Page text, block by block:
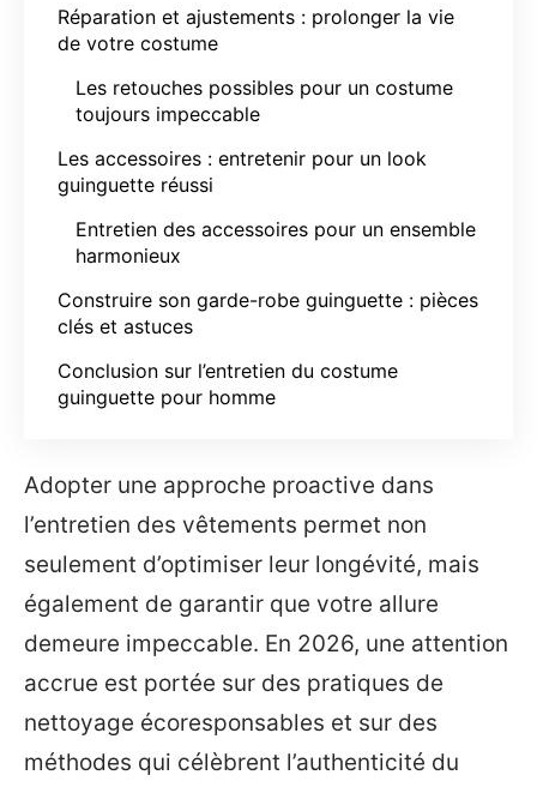
Réparation et ajustements : prolonger la vie
de votre costume
Les retouches possibles pour un costume
toujours impeccable
Les accessoires : entretenir pour un look
guinguette réussi
Entretien des accessoires pour un ensemble
harmonieux
Construire son garde-robe guinguette : pièces
clés et astuces
Conclusion sur l’entretien du costume
guinguette pour homme
Adopter une approche proactive dans
l’entretien des vêtements permet non
seulement d’optimiser leur longévité, mais
également de garantir que votre allure
demeure impeccable. En 2026, une attention
accrue est portée sur des pratiques de
nettoyage écoresponsables et sur des
méthodes qui célèbrent l’authenticité du